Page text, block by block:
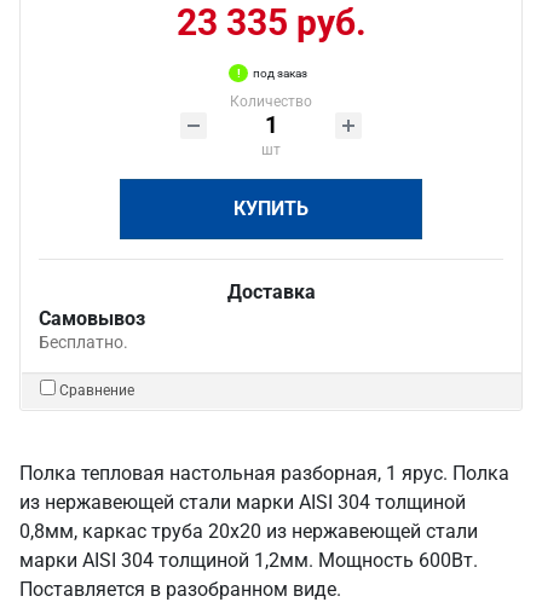
23 335 руб.
под заказ
Количество
шт
КУПИТЬ
Доставка
Самовывоз
Бесплатно.
Сравнение
Полка тепловая настольная разборная, 1 ярус. Полка
из нержавеющей стали марки AISI 304 толщиной
0,8мм, каркас труба 20х20 из нержавеющей стали
марки AISI 304 толщиной 1,2мм. Мощность 600Вт.
Поставляется в разобранном виде.